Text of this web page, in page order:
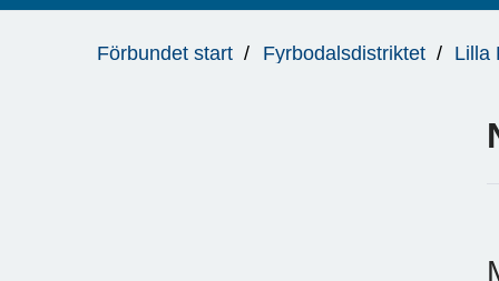
är
Förbundet start Fyrbodalsdistriktet Lilla